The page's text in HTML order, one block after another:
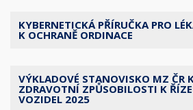
KYBERNETICKÁ PŘÍRUČKA PRO
K OCHRANĚ ORDINACE
VÝKLADOVÉ STANOVISKO MZ ČR
ZDRAVOTNÍ ZPŮSOBILOSTI K
VOZIDEL 2025